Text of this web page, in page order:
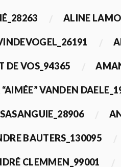
ALINE
DE VOS_94365
VANDEN
BAUTERS_130095
CLEMMEN_99001